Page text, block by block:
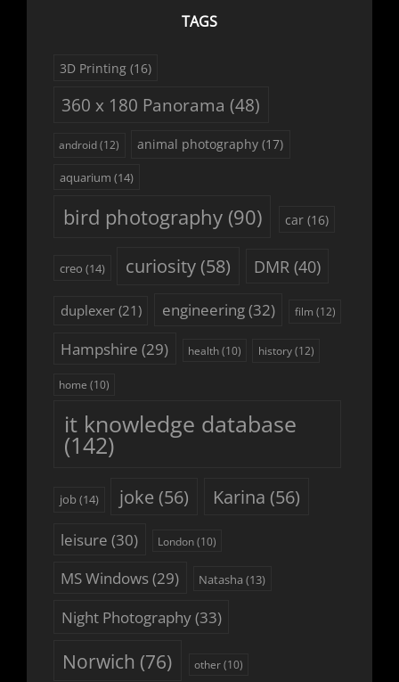
TAGS
3D Printing (16)
360 x 180 Panorama (48)
android(12) animal photography (17)
aquarium (14)
bird photography(90) car(16)
creo (14) curiosity(58) DMR (40)
duplexer(21) engineering(32) film (12)
Hampshire (29) health(10) history(12)
home (10)
it knowledge database
(142)
job(14) joke (56) Karina (56)
leisure (30) London(10)
MS Windows(29) Natasha (13)
Night Photography(33)
Norwich (76) other(10)